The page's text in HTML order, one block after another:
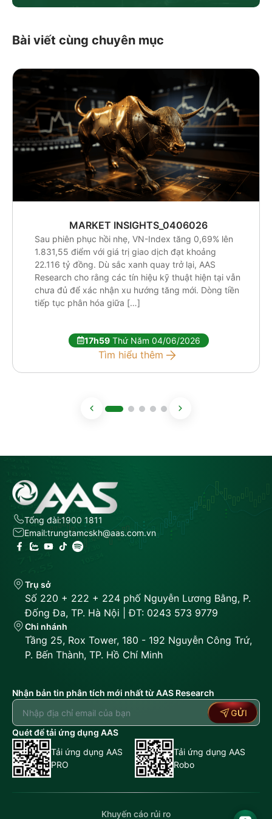
Bài viết cùng chuyên mục
MARKET INSIGHTS_0406026
Sau phiên phục hồi nhẹ, VN-Index tăng 0,69% lên
1.831,55 điểm với giá trị giao dịch đạt khoảng
22.116 tỷ đồng. Dù sắc xanh quay trở lại, AAS
Research cho rằng các tín hiệu kỹ thuật hiện tại vẫn
chưa đủ để xác nhận xu hướng tăng mới. Dòng tiền
tiếp tục phân hóa giữa […]
17h59Thứ Năm 04/06/2026
Tìm hiểu thêm
Tổng đài:1900 1811
Email:trungtamcskh@aas.com.vn
Trụ sở
Số 220 + 222 + 224 phố Nguyễn Lương Bằng, P.
Đống Đa, TP. Hà Nội | ĐT: 0243 573 9779
Chi nhánh
Tầng 25, Rox Tower, 180 - 192 Nguyễn Công Trứ,
P. Bến Thành, TP. Hồ Chí Minh
Nhận bản tin phân tích mới nhất từ AAS Research
GỬI
Quét để tải ứng dụng AAS
Tải ứng dụng AAS
PRO
Tải ứng dụng AAS
Robo
Khuyến cáo rủi ro